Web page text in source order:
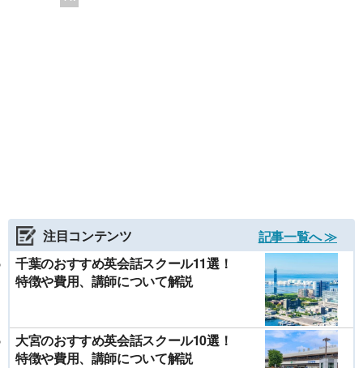
注目コンテンツ
記事一覧へ ≫
千葉のおすすめ英会話スクール11選！
特徴や費用、講師について解説
大宮のおすすめ英会話スクール10選！
特徴や費用、講師について解説